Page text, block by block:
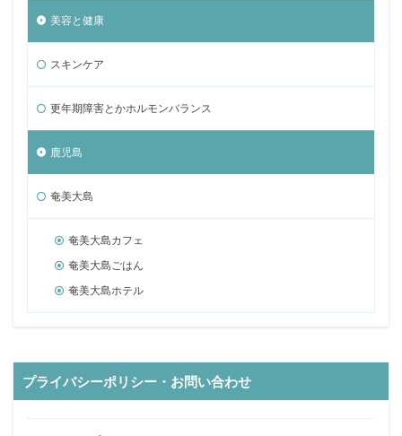
美容と健康
スキンケア
更年期障害とかホルモンバランス
鹿児島
奄美大島
奄美大島カフェ
奄美大島ごはん
奄美大島ホテル
プライバシーポリシー・お問い合わせ